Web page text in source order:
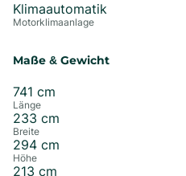
Klimaautomatik
Motorklimaanlage
Maße & Gewicht
741 cm
Länge
233 cm
Breite
294 cm
Höhe
213 cm